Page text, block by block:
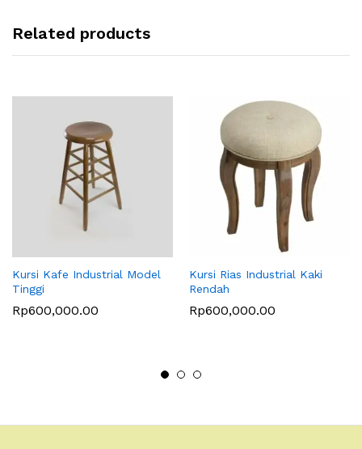
Related products
Kursi Kafe Industrial Model
Tinggi
Rp600,000.00
Kursi Rias Industrial Kaki
Rendah
Rp600,000.00